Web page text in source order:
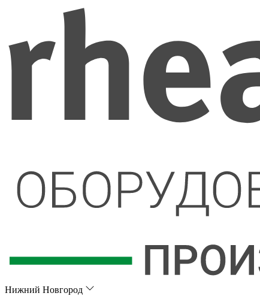
Нижний Новгород